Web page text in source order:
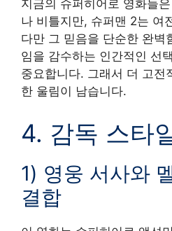
지금의 슈퍼히어로 영화들
나 비틀지만, 슈퍼맨 2는 여
다만 그 믿음을 단순한 완벽
임을 감수하는 인간적인 선
중요합니다. 그래서 더 고전
한 울림이 남습니다.
4. 감독 스타
1) 영웅 서사와
결합